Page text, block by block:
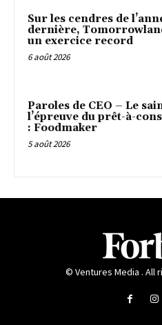
Sur les cendres de
dernière,
un exercice record
6 août 2026
Paroles de CEO – Le
l’épreuve du prêt-à-
: Foodmaker
5 août 2026
© Ventures Media . All